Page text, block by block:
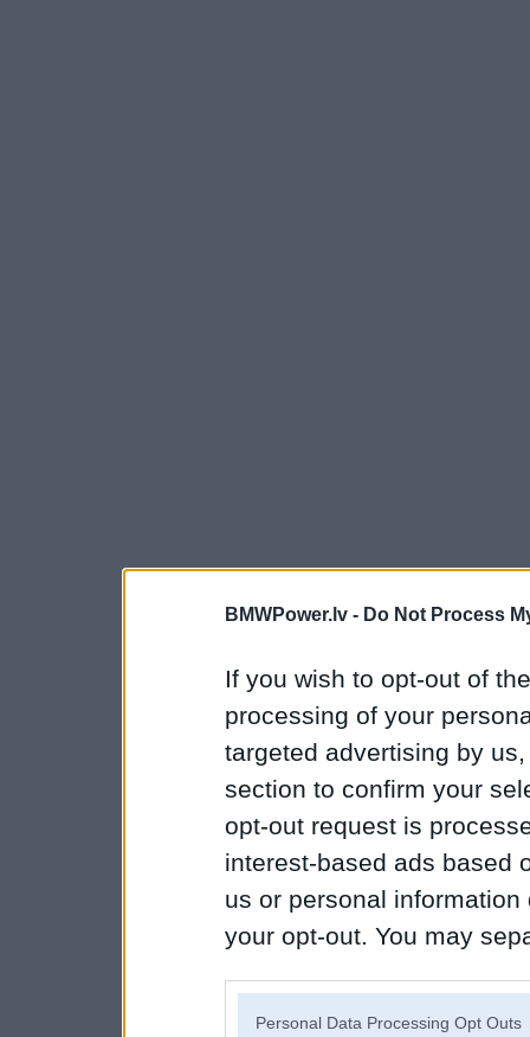
BMWPower.lv - Do Not Process
If you wish to opt-out of
processing of your
targeted advertising by
section to confirm your
opt-out request is
interest-based ads based
us or personal
your opt-out. You may
Personal Data Processing Opt Outs